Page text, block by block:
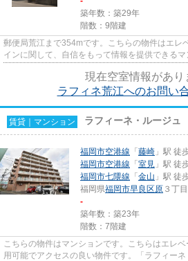
築年数：築29年
階数：9階建
郵便局荒江まで354mです。こちらの物件はエレ
インに関して、自信をもって情報を提供できる
現在空室情報があり
ラフィネ荒江へのお問い
賃貸｜マンション ラフィーネ・ルージュ
福岡市空港線 「 藤崎 」駅 徒
福岡市空港線 「 室見 」駅 徒
福岡市七隈線 「 金山 」駅 徒
福岡県福岡市早良区原 ３丁
-
築年数：築23年
階数：7階建
こちらの物件はマンションです。こちらはエレ
用可能でアクセスの良い物件です。「ラフィー